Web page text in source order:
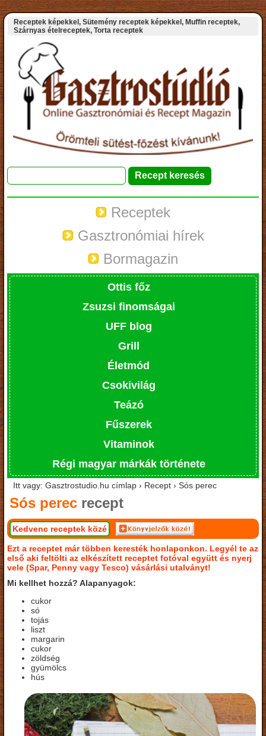
Receptek képekkel, Sütemény receptek képekkel, Muffin receptek,
Szárnyas ételreceptek, Torta receptek
Receptek
Gasztronómiai hírek
Bormagazin
Ottis főz
Zsuzsi finomságai
UFF blog
Grill
Életmód
Csokivilág
Teázó
Fűszerek
Vitaminok
Régi magyar márkák története
Itt vagy: Gasztrostudio.hu címlap › Recept › Sós perec
Sós perec recept
Kedvenc receptek közé
Ezt a receptet már többen keresték honlaponkon. Legyél te az
első aki feltölti az elkészített receptet fotóval együtt és nyerj
vele (Spar, Penny vagy Tesco) vásárlási utalványt!
Mi kellhet hozzá? Alapanyagok:
cukor
só
tojás
liszt
margarin
cukor
zöldség
gyümölcs
hús